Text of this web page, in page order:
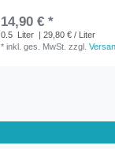
14,90 € *
0.5 Liter
| 29,80 € / Liter
*inkl. ges. MwSt. zzgl.